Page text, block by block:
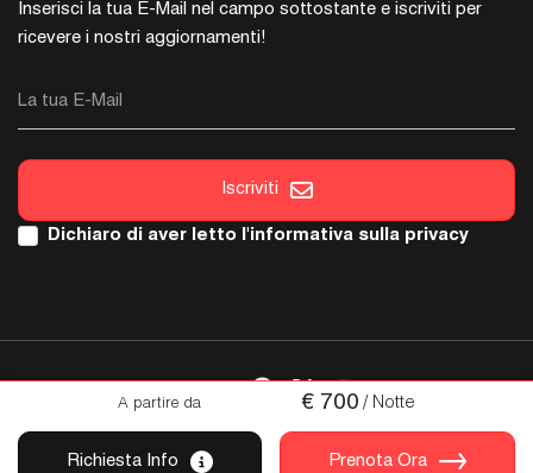
A partire da € 700 / Notte
Richiesta Info Prenota Ora
Inserisci la tua E-Mail nel campo sottostante e iscriviti per
ricevere i nostri aggiornamenti!
La tua E-Mail
Iscriviti
Dichiaro di aver letto l'informativa sulla privacy
Copyright © 2026 Italica. Tutti i Diritti sono Riservati.